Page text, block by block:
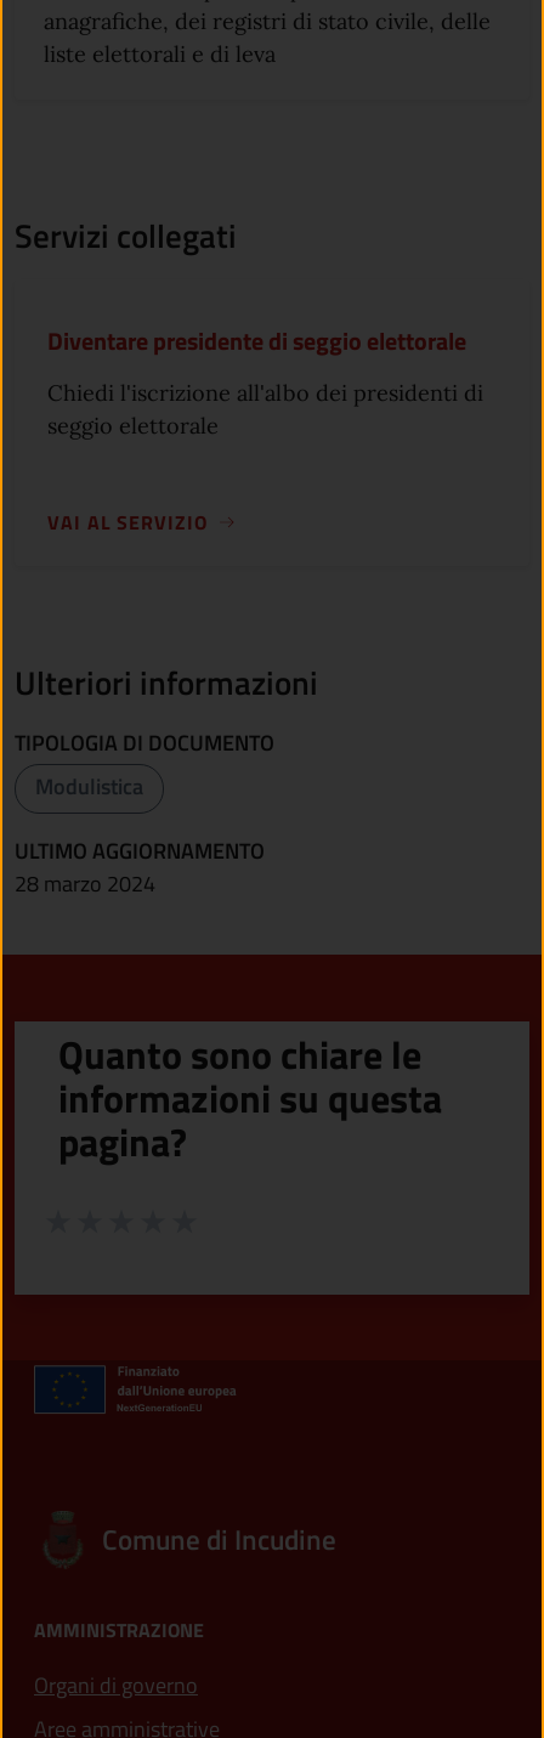
anagrafiche, dei registri di stato civile, delle
liste elettorali e di leva
Servizi collegati
Diventare presidente di seggio elettorale
Chiedi l'iscrizione all'albo dei presidenti di
seggio elettorale
VAI AL SERVIZIO
Ulteriori informazioni
TIPOLOGIA DI DOCUMENTO
Modulistica
ULTIMO AGGIORNAMENTO
28 marzo 2024
Quanto sono chiare le
informazioni su questa
pagina?
Comune di Incudine
AMMINISTRAZIONE
Organi di governo
Aree amministrative